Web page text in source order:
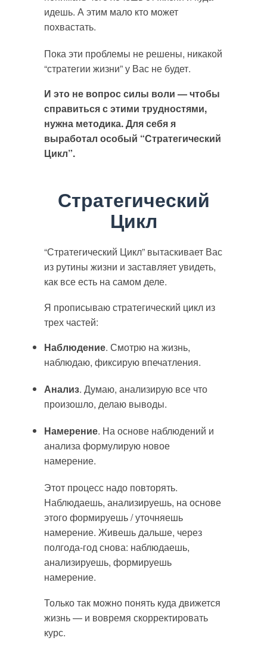
идешь. А этим мало кто может
похвастать.
Пока эти проблемы не решены, никакой
“стратегии жизни” у Вас не будет.
И это не вопрос силы воли — чтобы
справиться с этими трудностями,
нужна методика. Для себя я
выработал особый “Стратегический
Цикл”.
Стратегический
Цикл
“Стратегический Цикл” вытаскивает Вас
из рутины жизни и заставляет увидеть,
как все есть на самом деле.
Я прописываю стратегический цикл из
трех частей:
Наблюдение. Смотрю на жизнь,
наблюдаю, фиксирую впечатления.
Анализ. Думаю, анализирую все что
произошло, делаю выводы.
Намерение. На основе наблюдений и
анализа формулирую новое
намерение.
Этот процесс надо повторять.
Наблюдаешь, анализируешь, на основе
этого формируешь / уточняешь
намерение. Живешь дальше, через
полгода-год снова: наблюдаешь,
анализируешь, формируешь
намерение.
Только так можно понять куда движется
жизнь — и вовремя скорректировать
курс.